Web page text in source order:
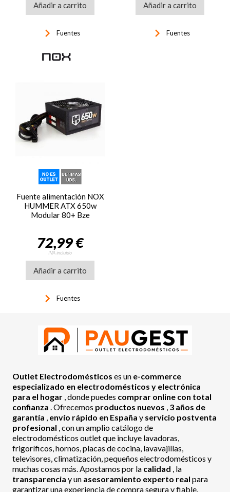
Añadir a carrito
keyboard_arrow_right Fuentes
Añadir a carrito
keyboard_arrow_right Fuentes
Fuente alimentación NOX
HUMMER ATX 650w
Modular 80+ Bze
72,99 €
IVA incluido
Añadir a carrito
keyboard_arrow_right Fuentes
Outlet Electrodomésticos es un e-commerce
especializado en electrodomésticos y electrónica
para el hogar , donde puedes comprar online con total
confianza . Ofrecemos productos nuevos 3 años de
garantía envío rápido en España y servicio postventa
profesional , con un amplio catálogo de
electrodomésticos outlet que incluye lavadoras,
frigoríficos, hornos, placas de cocina, lavavajillas,
televisores, climatización, pequeños electrodomésticos y
muchas cosas más. Apostamos por la calidad , la
transparencia y un asesoramiento experto real para
garantizar una experiencia de compra segura y fiable.